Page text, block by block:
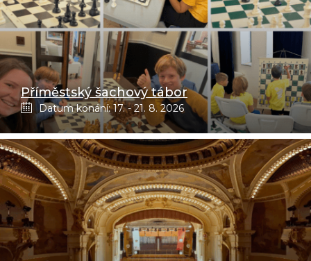
Příměstský šachový tábor
Datum konání: 17. - 21. 8. 2026